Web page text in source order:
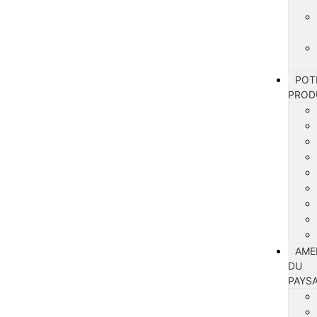
DU